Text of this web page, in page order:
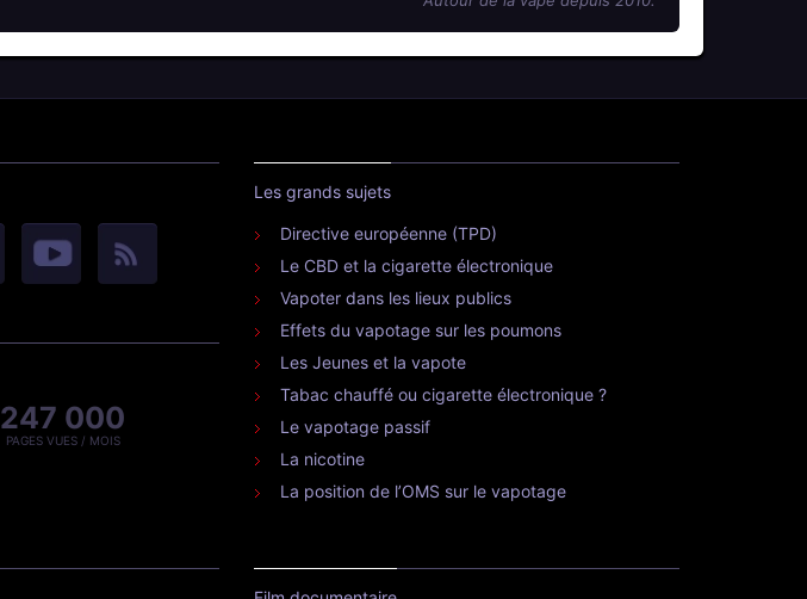
247 000
PAGES VUES / MOIS
Les grands sujets
Directive européenne (TPD)
Le CBD et la cigarette électronique
Vapoter dans les lieux publics
Effets du vapotage sur les poumons
Les Jeunes et la vapote
Tabac chauffé ou cigarette électronique ?
Le vapotage passif
La nicotine
La position de l’OMS sur le vapotage